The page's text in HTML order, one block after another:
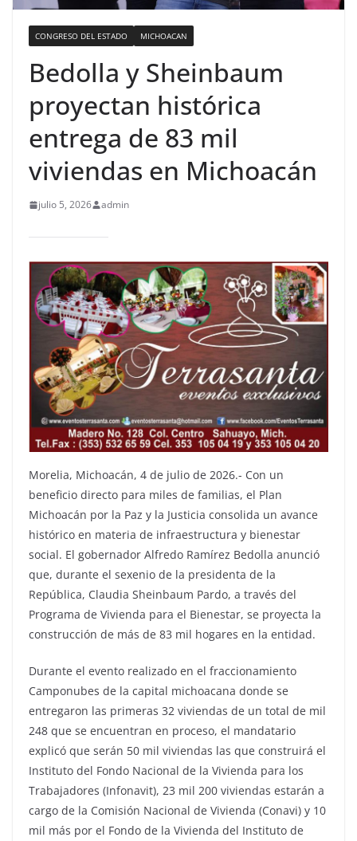
CONGRESO DEL ESTADO MICHOACAN
Bedolla y Sheinbaum
proyectan histórica
entrega de 83 mil
viviendas en Michoacán
julio 5, 2026 admin
Morelia, Michoacán, 4 de julio de 2026.- Con un
beneficio directo para miles de familias, el Plan
Michoacán por la Paz y la Justicia consolida un avance
histórico en materia de infraestructura y bienestar
social. El gobernador Alfredo Ramírez Bedolla anunció
que, durante el sexenio de la presidenta de la
República, Claudia Sheinbaum Pardo, a través del
Programa de Vivienda para el Bienestar, se proyecta la
construcción de más de 83 mil hogares en la entidad.
Durante el evento realizado en el fraccionamiento
Camponubes de la capital michoacana donde se
entregaron las primeras 32 viviendas de un total de mil
248 que se encuentran en proceso, el mandatario
explicó que serán 50 mil viviendas las que construirá el
Instituto del Fondo Nacional de la Vivienda para los
Trabajadores (Infonavit), 23 mil 200 viviendas estarán a
cargo de la Comisión Nacional de Vivienda (Conavi) y 10
mil más por el Fondo de la Vivienda del Instituto de